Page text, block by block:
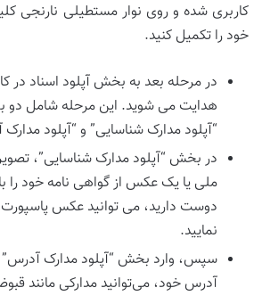
کاربری شده و روی نوار مستطیلی نارنجی
خود را تکمیل کنید.
در مرحله بعد به بخش آپلود اسناد در
هدایت می ‌شوید. این مرحله شامل
“آپلود مدارک شناسایی” و “آپلود
در بخش “آپلود مدارک شناسایی”،
ملی یا یک عکس از گواهی‌ نامه خود را
دوست دارید، می ‌توانید عکس پاسپورت
نمایید.
سپس، وارد بخش “آپلود مدارک آدرس”
آدرس خود، می‌توانید مدارکی مانند